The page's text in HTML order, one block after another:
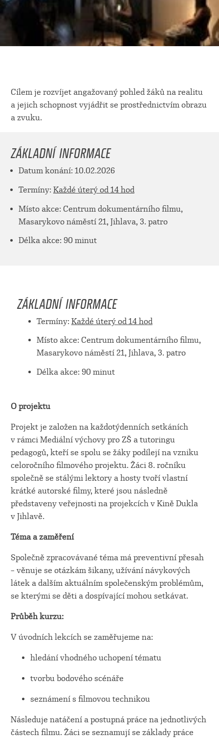
Cílem je rozvíjet angažovaný pohled žáků na realitu
a jejich schopnost vyjádřit se prostřednictvím obrazu
a zvuku.
ZÁKLADNÍ INFORMACE
Datum konání: 10.02.2026
Termíny: Každé úterý od 14 hod
Místo akce: Centrum dokumentárního filmu,
Masarykovo náměstí 21, Jihlava, 3. patro
Délka akce: 90 minut
ZÁKLADNÍ INFORMACE
Termíny: Každé úterý od 14 hod
Místo akce: Centrum dokumentárního filmu,
Masarykovo náměstí 21, Jihlava, 3. patro
Délka akce: 90 minut
O projektu
Projekt je založen na každotýdenních setkáních
v rámci Mediální výchovy pro ZŠ a tutoringu
pedagogů, kteří se spolu se žáky podílejí na vzniku
celoročního filmového projektu. Žáci 8. ročníku
společně se stálými lektory a hosty tvoří vlastní
krátké autorské filmy, které jsou následně
představeny veřejnosti na projekcích v Kině Dukla
v Jihlavě.
Téma a zaměření
Společně zpracovávané téma má preventivní přesah
– věnuje se otázkám šikany, užívání návykových
látek a dalším aktuálním společenským problémům,
se kterými se děti a dospívající mohou setkávat.
Průběh kurzu:
V úvodních lekcích se zaměřujeme na:
hledání vhodného uchopení tématu
tvorbu bodového scénáře
seznámení s filmovou technikou
Následuje natáčení a postupná práce na jednotlivých
částech filmu. Žáci se seznamují se základy práce